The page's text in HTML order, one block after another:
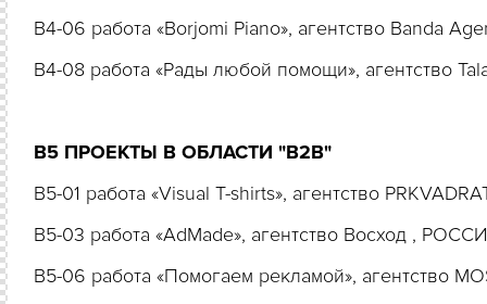
B4-06 работа «Borjomi Piano», агентство Banda
B4-08 работа «Рады любой помощи», агентство
B5 ПРОЕКТЫ В ОБЛАСТИ "B2B"
B5-01 работа «Visual T-shirts», агентство
B5-03 работа «AdMade», агентство Восход ,
B5-06 работа «Помогаем рекламой», агентство